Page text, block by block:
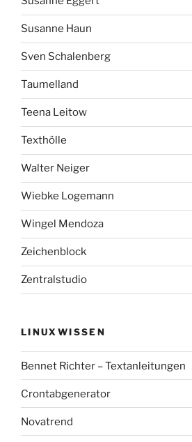
Susanne Haun
Sven Schalenberg
Taumelland
Teena Leitow
Texthölle
Walter Neiger
Wiebke Logemann
Wingel Mendoza
Zeichenblock
Zentralstudio
LINUXWISSEN
Bennet Richter – Textanleitungen
Crontabgenerator
Novatrend